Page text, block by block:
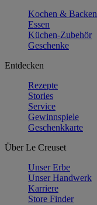
Kochen & Backen
Essen
Küchen-Zubehör
Geschenke
Entdecken
Rezepte
Stories
Service
Gewinnspiele
Geschenkkarte
Über Le Creuset
Unser Erbe
Unser Handwerk
Karriere
Store Finder